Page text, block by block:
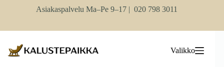
Asiakaspalvelu Ma–Pe 9–17 | 020 798 3011
Valikko